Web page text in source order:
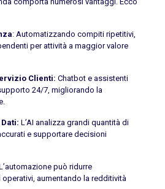
: Automatizzando compiti ripetitivi,
per attività a maggior valore
Clienti: Chatbot e assistenti
24/7, migliorando la
L’AI analizza grandi quantità di
e supportare decisioni
può ridurre
aumentando la redditività